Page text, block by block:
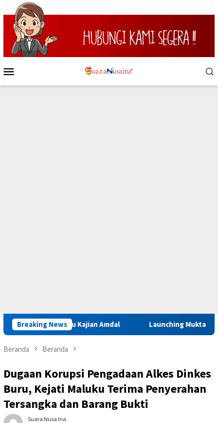
Loncat
ke
konten
Mobile
Breaking News
Iha Perlu Kajian Amdal Launching Muktamar VIII di
Beranda Beranda
Dugaan Korupsi Pengadaan Alkes Dinkes
Buru, Kejati Maluku Terima Penyerahan
Tersangka dan Barang Bukti
Suara Nusa Ina